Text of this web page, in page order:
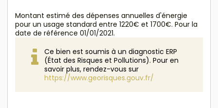
Montant estimé des dépenses annuelles d'énergie
pour un usage standard entre 1220€ et 1700€. Pour la
date de référence 01/01/2021.
Ce bien est soumis à un diagnostic ERP
(État des Risques et Pollutions). Pour en
savoir plus, rendez-vous sur
https://www.georisques.gouv.fr/